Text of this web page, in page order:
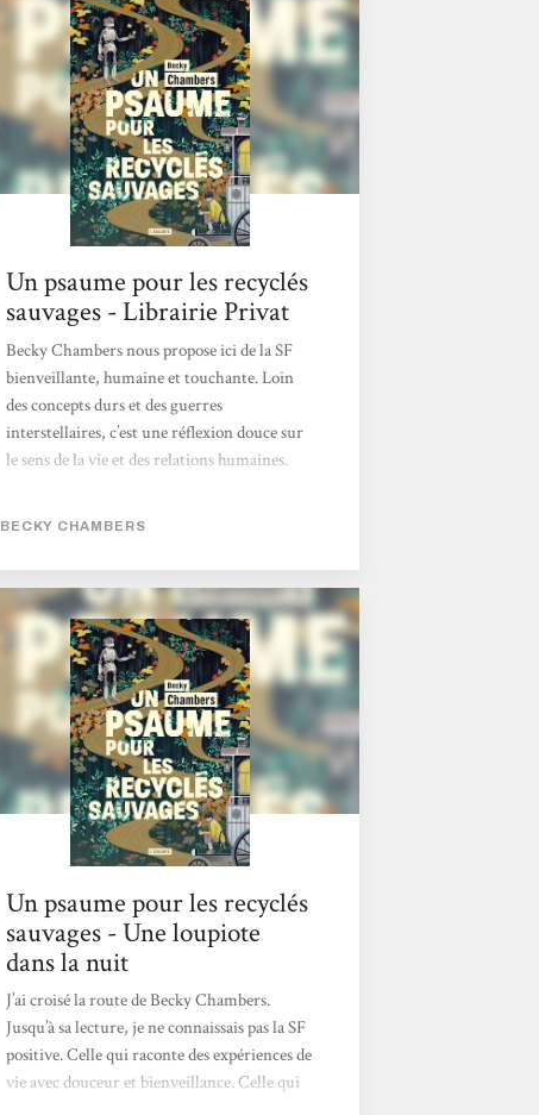
bouscule le monde très codifié...
Un psaume pour les recyclés
sauvages - Librairie Privat
Becky Chambers nous propose ici de la SF
bienveillante, humaine et touchante. Loin
des concepts durs et des guerres
interstellaires, c’est une réflexion douce sur
le sens de la vie et des relations humaines.
BECKY CHAMBERS
Un psaume pour les recyclés
sauvages - Une loupiote
dans la nuit
J’ai croisé la route de Becky Chambers.
Jusqu’à sa lecture, je ne connaissais pas la SF
positive. Celle qui raconte des expériences de
vie avec douceur et bienveillance. Celle qui